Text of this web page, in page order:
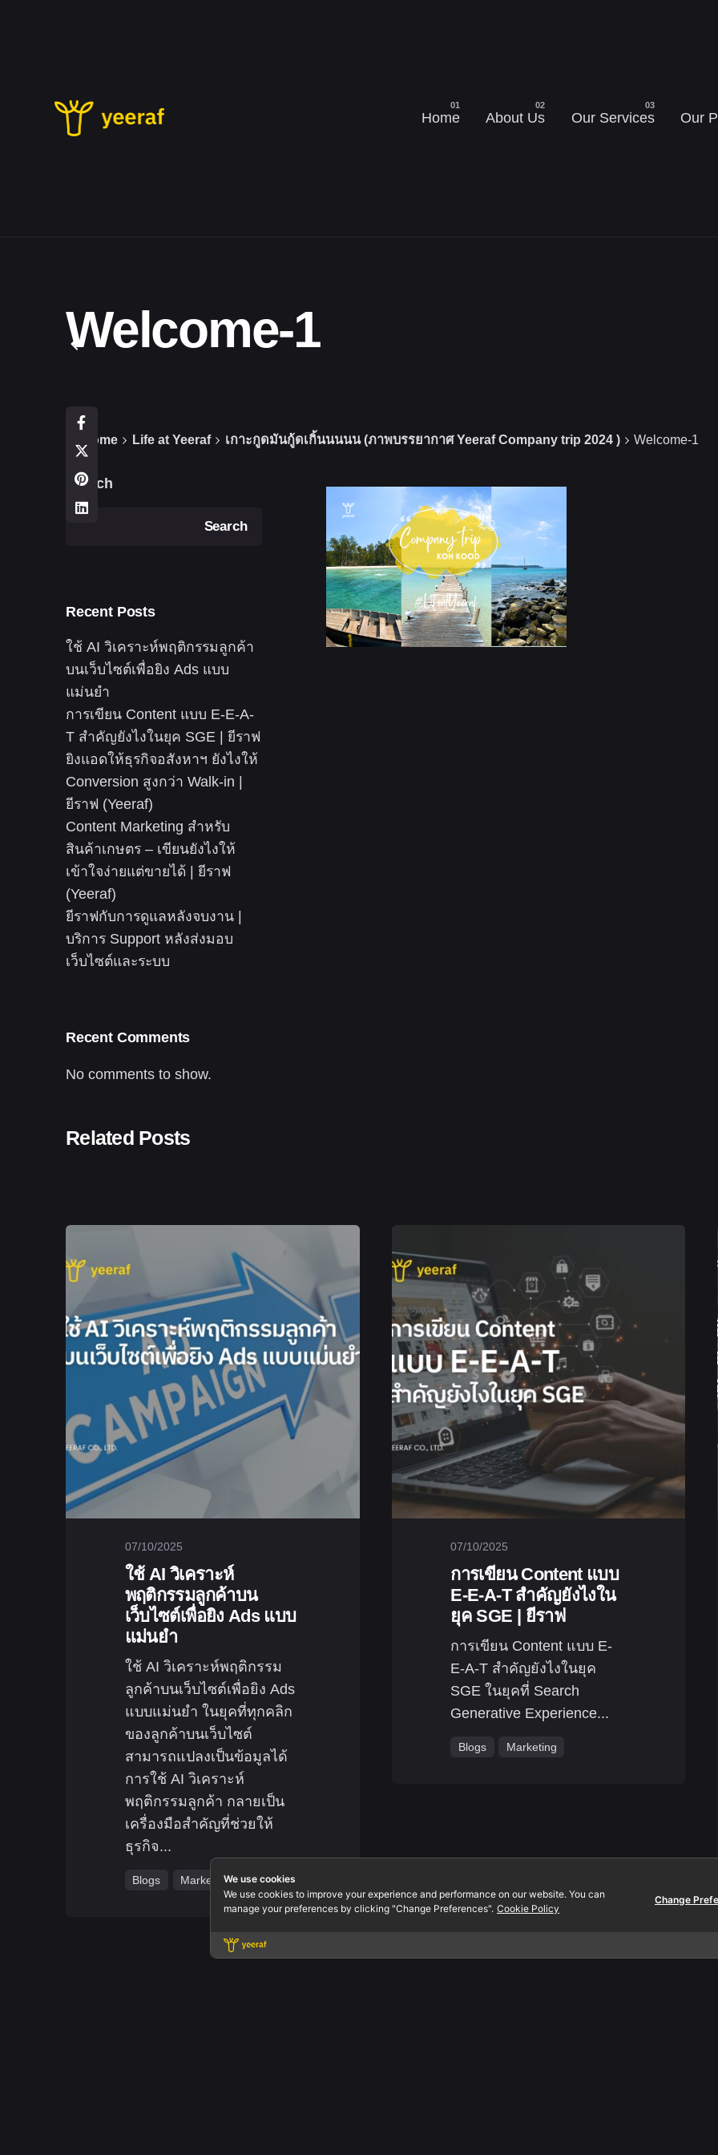
Home About Us Our Services Our
Welcome-1
Home Life at Yeeraf เกาะกูดมันกู้ดเกิ้นนนนน (ภาพบรรยากาศ Yeeraf Company trip 2024 ) Welcome-1
Search
Search
Recent Posts
ใช้ AI วิเคราะห์พฤติกรรมลูกค้า
บนเว็บไซต์เพื่อยิง Ads แบบ
แม่นยำ
การเขียน Content แบบ E-E-A-
T สำคัญยังไงในยุค SGE | ยีราฟ
ยิงแอดให้ธุรกิจอสังหาฯ ยังไงให้
Conversion สูงกว่า Walk-in |
ยีราฟ (Yeeraf)
Content Marketing สำหรับ
สินค้าเกษตร – เขียนยังไงให้
เข้าใจง่ายแต่ขายได้ | ยีราฟ
(Yeeraf)
ยีราฟกับการดูแลหลังจบงาน |
บริการ Support หลังส่งมอบ
เว็บไซต์และระบบ
Recent Comments
No comments to show.
Related Posts
07/10/2025
ใช้ AI วิเคราะห์
พฤติกรรมลูกค้าบน
เว็บไซต์เพื่อยิง Ads แบบ
แม่นยำ
ใช้ AI วิเคราะห์พฤติกรรม
ลูกค้าบนเว็บไซต์เพื่อยิง Ads
แบบแม่นยำ ในยุคที่ทุกคลิก
ของลูกค้าบนเว็บไซต์
สามารถแปลงเป็นข้อมูลได้
การใช้ AI วิเคราะห์
พฤติกรรมลูกค้า กลายเป็น
เครื่องมือสำคัญที่ช่วยให้
ธุรกิจ...
Blogs Marketing
07/10/2025
การเขียน Content แบบ
E-E-A-T สำคัญยังไงใน
ยุค SGE | ยีราฟ
การเขียน Content แบบ E-
E-A-T สำคัญยังไงในยุค
SGE ในยุคที่ Search
Generative Experience...
Blogs Marketing
We use cookies
We use cookies to improve your experience and performance on our website. You can
manage your preferences by clicking "Change Preferences". Cookie Policy
Change